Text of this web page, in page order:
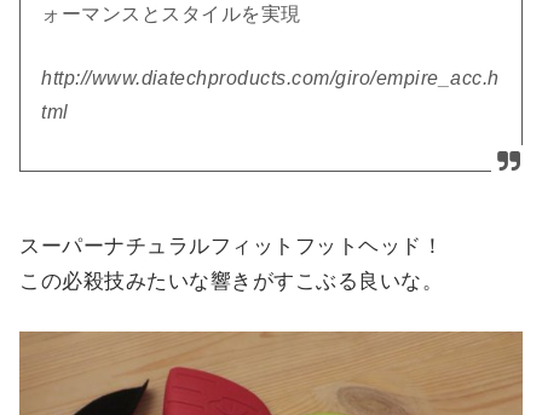
ォーマンスとスタイルを実現
http://www.diatechproducts.com/giro/empire_acc.h
tml
スーパーナチュラルフィットフットヘッド！
この必殺技みたいな響きがすこぶる良いな。